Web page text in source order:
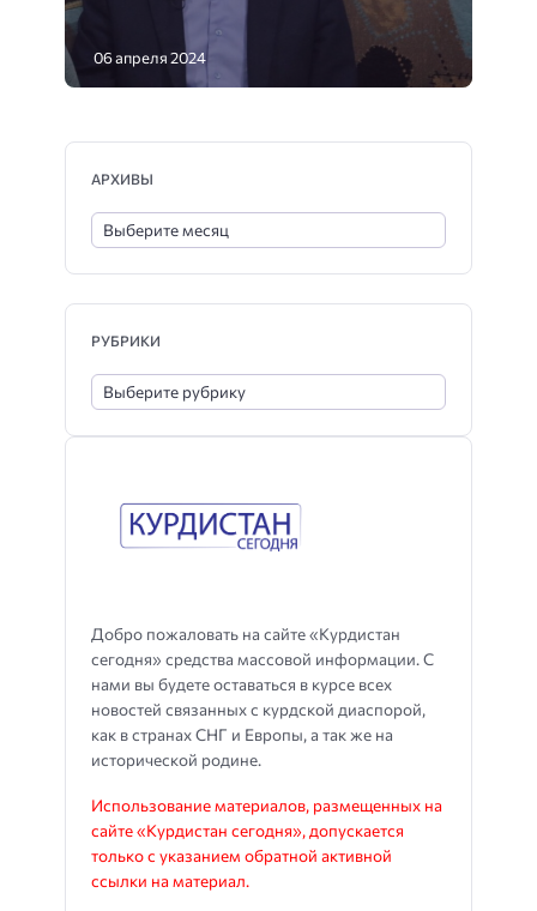
06 апреля 2024
Добро пожаловать на сайте «Курдистан
сегодня» средства массовой информации. С
нами вы будете оставаться в курсе всех
новостей связанных с курдской диаспорой,
как в странах СНГ и Европы, а так же на
исторической родине.
Использование материалов, размещенных на
сайте «Курдистан сегодня», допускается
только с указанием обратной активной
ссылки на материал.
АРХИВЫ
РУБРИКИ